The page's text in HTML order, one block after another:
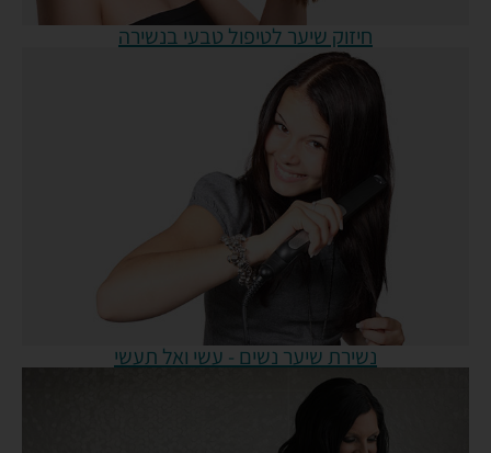
חיזוק שיער לטיפול טבעי בנשירה
נשירת שיער נשים - עשי ואל תעשי